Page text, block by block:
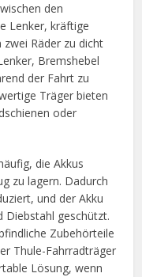
den
Lenker, kräftige
Räder zu dicht
Bremshebel
der Fahrt zu
Träger bieten
oder
die Akkus
zu lagern. Dadurch
und der Akku
Diebstahl geschützt.
Zubehörteile
Thule-Fahrradträger
Lösung, wenn